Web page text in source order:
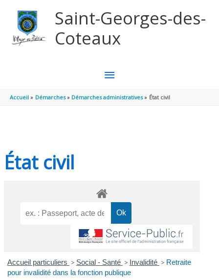
Saint-Georges-des-
Coteaux
MENU
PRINCIPAL
Accueil Démarches Démarches administratives État civil
État civil
Accueil particuliers > Social - Santé > Invalidité > Retraite
pour invalidité dans la fonction publique